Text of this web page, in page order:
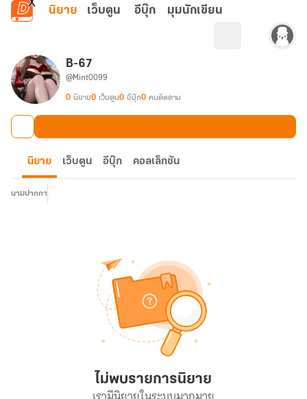
ข้ามไปยังเนื้อหาหลัก
นิยาย เว็บตูน อีบุ๊ก มุมนักเขียน
B-67
@Mint0099
0 นิยาย0 เว็บตูน0 อีบุ๊ก0 คนติดตาม
นิยาย เว็บตูน อีบุ๊ก คอลเล็กชัน
นามปากกา
ไม่พบรายการนิยาย